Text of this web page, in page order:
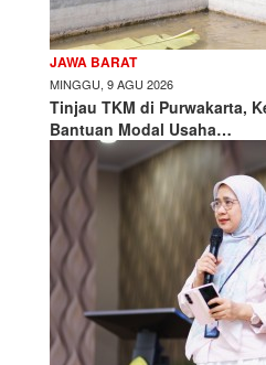
JAWA BARAT
MINGGU, 9 AGU 2026
Tinjau TKM di Purwakarta,
Bantuan Modal Usaha…